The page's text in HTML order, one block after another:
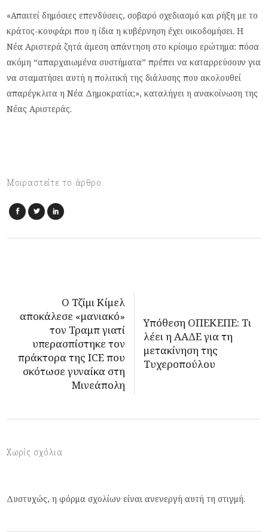
«Απαιτεί δημόσιες επενδύσεις, σοβαρό σχεδιασμό και ρήξη με το
κράτος-κουφάρι που η ίδια η κυβέρνηση έχει οικοδομήσει. Η
Νέα Αριστερά ζητά άμεση απάντηση στο κρίσιμο ερώτημα: πόσα
ακόμη “απαρχαιωμένα συστήματα” πρέπει να καταρρεύσουν για
να σταματήσει αυτή η πολιτική της διάλυσης που ακολουθεί
απαρέγκλιτα η Νέα Δημοκρατία;», καταλήγει η ανακοίνωση της
Νέας Αριστεράς.
Μοιραστείτε το άρθρο
Ο Τζίμι Κίμελ
αποκάλεσε «μανιακό»
τον Τραμπ γιατί
υπερασπίστηκε τον
πράκτορα της ICE που
σκότωσε γυναίκα στη
Μινεάπολη
Υπόθεση ΟΠΕΚΕΠΕ: Τι
λέει η ΑΑΔΕ για τη
μετακίνηση της
Τυχεροπούλου
Χωρίς σχόλια
Δυστυχώς, η φόρμα σχολίων είναι ανενεργή αυτή τη στιγμή.